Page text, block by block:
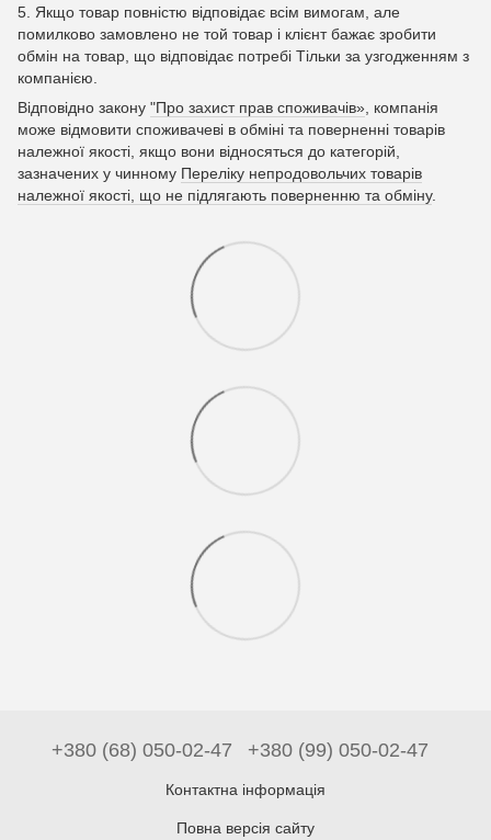
5. Якщо товар повністю відповідає всім вимогам, але
помилково замовлено не той товар і клієнт бажає зробити
обмін на товар, що відповідає потребі Тільки за узгодженням з
компанією.
Відповідно закону "Про захист прав споживачів» , компанія
може відмовити споживачеві в обміні та поверненні товарів
належної якості, якщо вони відносяться до категорій,
зазначених у чинному Переліку непродовольчих товарів
належної якості, що не підлягають поверненню та обміну.
+380 (68) 050-02-47 +380 (99) 050-02-47
Контактна інформація
Повна версія сайту